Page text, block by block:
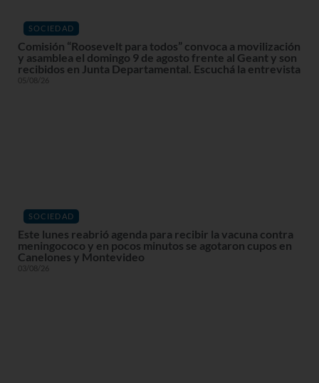
SOCIEDAD
Comisión “Roosevelt para todos” convoca a movilización
y asamblea el domingo 9 de agosto frente al Geant y son
recibidos en Junta Departamental. Escuchá la entrevista
05/08/26
SOCIEDAD
Este lunes reabrió agenda para recibir la vacuna contra
meningococo y en pocos minutos se agotaron cupos en
Canelones y Montevideo
03/08/26